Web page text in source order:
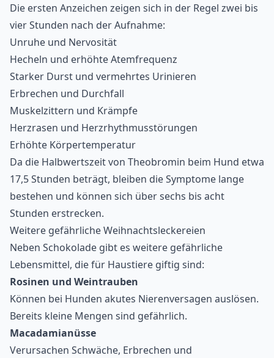
Die ersten Anzeichen zeigen sich in der Regel zwei bis
vier Stunden nach der Aufnahme:
Unruhe und Nervosität
Hecheln und erhöhte Atemfrequenz
Starker Durst und vermehrtes Urinieren
Erbrechen und Durchfall
Muskelzittern und Krämpfe
Herzrasen und Herzrhythmusstörungen
Erhöhte Körpertemperatur
Da die Halbwertszeit von Theobromin beim Hund etwa
17,5 Stunden beträgt, bleiben die Symptome lange
bestehen und können sich über sechs bis acht
Stunden erstrecken.
Weitere gefährliche Weihnachtsleckereien
Neben Schokolade gibt es weitere gefährliche
Lebensmittel, die für Haustiere giftig sind:
Rosinen und Weintrauben
Können bei Hunden akutes Nierenversagen auslösen.
Bereits kleine Mengen sind gefährlich.
Macadamianüsse
Verursachen Schwäche, Erbrechen und